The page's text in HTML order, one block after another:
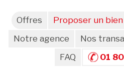
Offres Proposer un bien
Notre agence
Nos
FAQ
01